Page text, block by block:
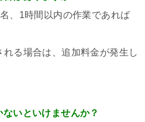
、1時間以内の作業であれば
る場合は、追加料金が発生し
いといけませんか？